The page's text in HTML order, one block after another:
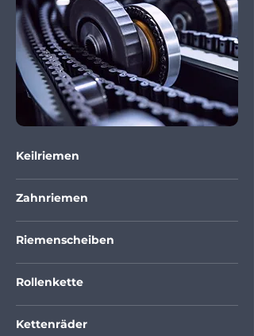
Keilriemen
Zahnriemen
Riemenscheiben
Rollenkette
Kettenräder